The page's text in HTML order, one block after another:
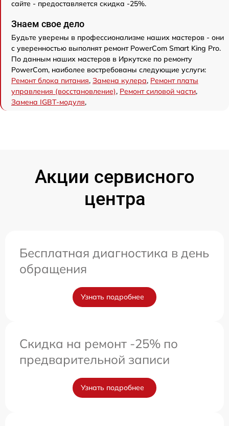
сайте - предоставляется скидка -25%.
Знаем свое дело
Будьте уверены в профессионализме наших мастеров - они
с уверенностью выполнят ремонт PowerCom Smart King Pro.
По данным наших мастеров в Иркутске по ремонту
PowerCom, наиболее востребованы следующие услуги:
Ремонт блока питания, Замена кулера, Ремонт платы
управления (восстановление), Ремонт силовой части,
Замена IGBT-модуля,
Акции сервисного
центра
Бесплатная диагностика в день
обращения
Узнать подробнее
Скидка на ремонт -25% по
предварительной записи
Узнать подробнее